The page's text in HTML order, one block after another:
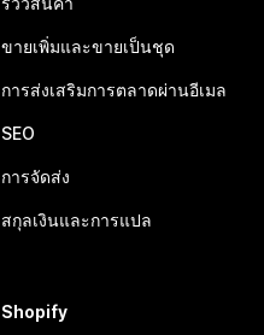
ขายเพิ่มและขายเป็นชุด
การส่งเสริมการตลาดผ่านอีเมล
SEO
การจัดส่ง
สกุลเงินและการแปล
Shopify